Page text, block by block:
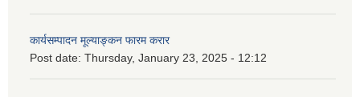
कार्यसम्पादन मूल्याङ्कन फारम करार
Post date: Thursday, January 23, 2025 - 12:12